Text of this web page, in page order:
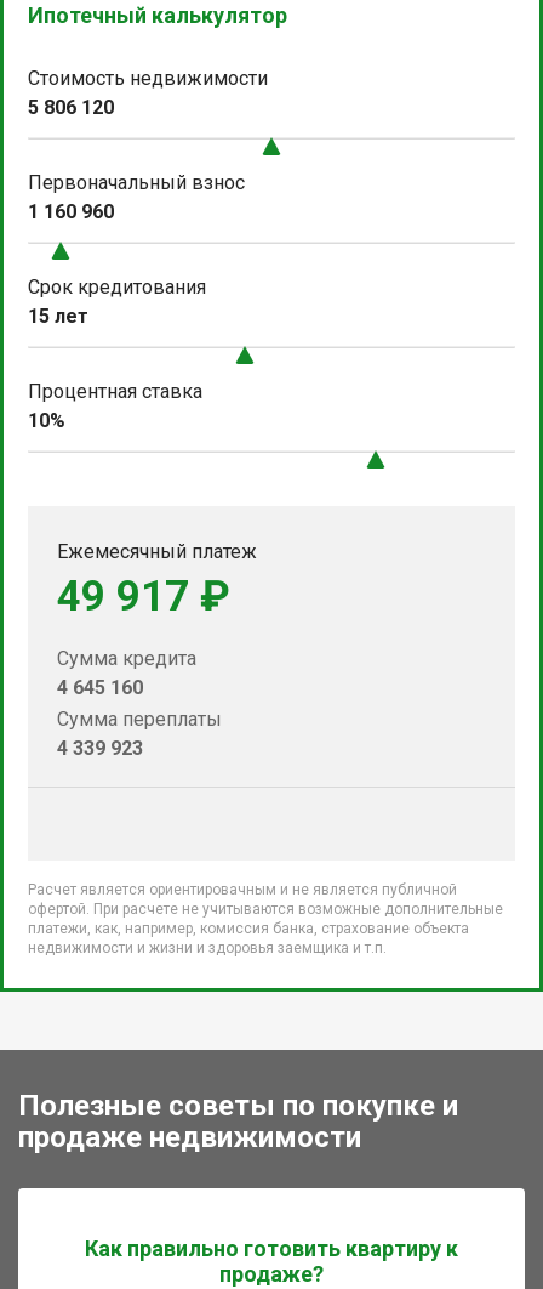
Ипотечный калькулятор
Стоимость недвижимости
5 806 120
Первоначальный взнос
1 160 960
Срок кредитования
15 лет
Процентная ставка
10%
Ежемесячный платеж
49 917 ₽
Сумма кредита
4 645 160
Сумма переплаты
4 339 923
Расчет является ориентировачным и не является публичной
офертой. При расчете не учитываются возможные дополнительные
платежи, как, например, комиссия банка, страхование объекта
недвижимости и жизни и здоровья заемщика и т.п.
Полезные советы по покупке и
продаже недвижимости
Как правильно готовить квартиру к
продаже?